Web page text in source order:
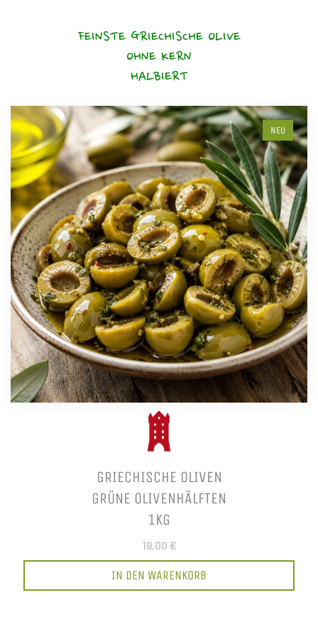
FEINSTE GRIECHISCHE OLIVE
OHNE KERN
HALBIERT
NEU
GRIECHISCHE OLIVEN
GRÜNE OLIVENHÄLFTEN
1KG
19,00 €
IN DEN WARENKORB